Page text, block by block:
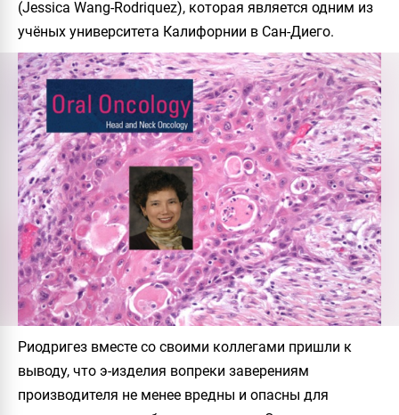
(Jessica Wang-Rodriquez), которая является одним из
учёных университета Калифорнии в Сан-Диего.
Риодригез вместе со своими коллегами пришли к
выводу, что э-изделия вопреки заверениям
производителя не менее вредны и опасны для